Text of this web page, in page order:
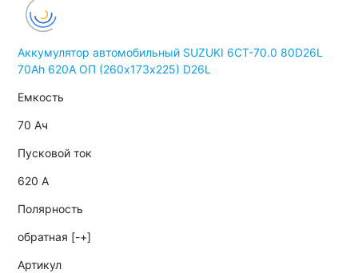
Аккумулятор автомобильный SUZUKI 6СТ-70.0 80D26L
70Ah 620A ОП (260х173х225) D26L
Емкость
70 Ач
Пусковой ток
620 А
Полярность
обратная [-+]
Артикул